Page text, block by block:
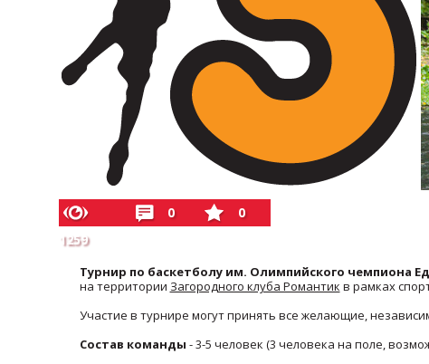
1259
0 0
Турнир по баскетболу им. Олимпийского чемпиона
на территории Загородного клуба Романтик в рамках
Участие в турнире могут принять все желающие,
Состав команды - 3-5 человек (3 человека на поле,